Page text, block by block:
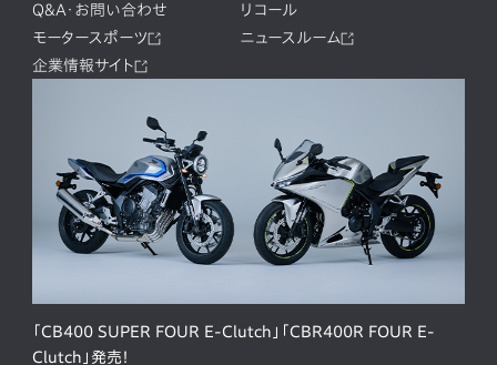
Q&A・お問い合わせ
リコール
モータースポーツ
ニュースルーム
企業情報サイト
「CB400 SUPER FOUR E-Clutch」「CBR400R FOUR E-
Clutch」発売！